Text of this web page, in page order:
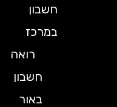
חשבון
במרכז
רואה
חשבון
באור